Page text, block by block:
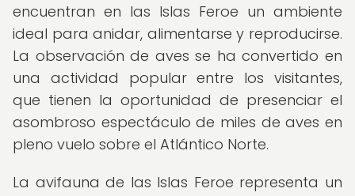
encuentran en las Islas Feroe un ambiente
ideal para anidar, alimentarse y reproducirse.
La observación de aves se ha convertido en
una actividad popular entre los visitantes,
que tienen la oportunidad de presenciar el
asombroso espectáculo de miles de aves en
pleno vuelo sobre el Atlántico Norte.
La avifauna de las Islas Feroe representa un